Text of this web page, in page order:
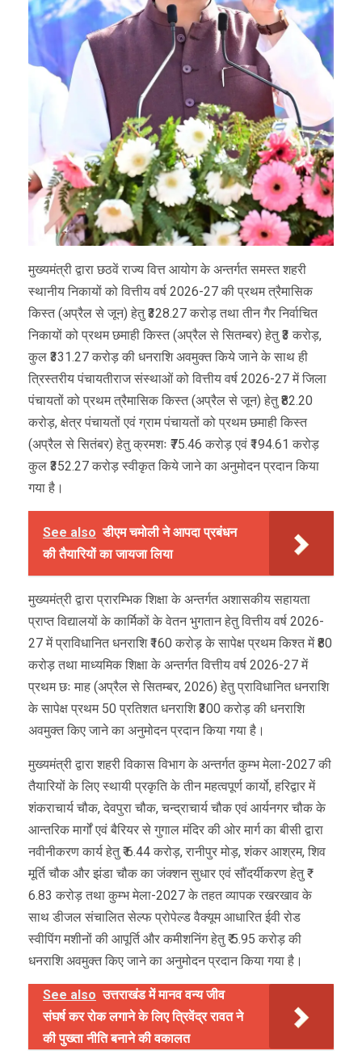
मुख्यमंत्री द्वारा छठवें राज्य वित्त आयोग के अन्तर्गत समस्त शहरी
स्थानीय निकायों को वित्तीय वर्ष 2026-27 की प्रथम त्रैमासिक
किस्त (अप्रैल से जून) हेतु ₹328.27 करोड़ तथा तीन गैर निर्वाचित
निकायों को प्रथम छमाही किस्त (अप्रैल से सितम्बर) हेतु ₹3 करोड़,
कुल ₹331.27 करोड़ की धनराशि अवमुक्त किये जाने के साथ ही
त्रिस्तरीय पंचायतीराज संस्थाओं को वित्तीय वर्ष 2026-27 में जिला
पंचायतों को प्रथम त्रैमासिक किस्त (अप्रैल से जून) हेतु ₹82.20
करोड़, क्षेत्र पंचायतों एवं ग्राम पंचायतों को प्रथम छमाही किस्त
(अप्रैल से सितंबर) हेतु क्रमशः ₹75.46 करोड़ एवं ₹194.61 करोड़
कुल ₹352.27 करोड़ स्वीकृत किये जाने का अनुमोदन प्रदान किया
गया है।
See also डीएम चमोली ने आपदा प्रबंधन
की तैयारियों का जायजा लिया
मुख्यमंत्री द्वारा प्रारम्भिक शिक्षा के अन्तर्गत अशासकीय सहायता
प्राप्त विद्यालयों के कार्मिकों के वेतन भुगतान हेतु वित्तीय वर्ष 2026-
27 में प्राविधानित धनराशि ₹160 करोड़ के सापेक्ष प्रथम किश्त में ₹80
करोड़ तथा माध्यमिक शिक्षा के अन्तर्गत वित्तीय वर्ष 2026-27 में
प्रथम छः माह (अप्रैल से सितम्बर, 2026) हेतु प्राविधानित धनराशि
के सापेक्ष प्रथम 50 प्रतिशत धनराशि ₹300 करोड़ की धनराशि
अवमुक्त किए जाने का अनुमोदन प्रदान किया गया है।
मुख्यमंत्री द्वारा शहरी विकास विभाग के अन्तर्गत कुम्भ मेला-2027 की
तैयारियों के लिए स्थायी प्रकृति के तीन महत्वपूर्ण कार्यो, हरिद्वार में
शंकराचार्य चौक, देवपुरा चौक, चन्द्राचार्य चौक एवं आर्यनगर चौक के
आन्तरिक मार्गों एवं बैरियर से गुगाल मंदिर की ओर मार्ग का बीसी द्वारा
नवीनीकरण कार्य हेतु ₹ 6.44 करोड़, रानीपुर मोड़, शंकर आश्रम, शिव
मूर्ति चौक और झंडा चौक का जंक्शन सुधार एवं सौंदर्यीकरण हेतु ₹
6.83 करोड़ तथा कुम्भ मेला-2027 के तहत व्यापक रखरखाव के
साथ डीजल संचालित सेल्फ प्रोपेल्ड वैक्यूम आधारित ईवी रोड
स्वीपिंग मशीनों की आपूर्ति और कमीशनिंग हेतु ₹ 5.95 करोड़ की
धनराशि अवमुक्त किए जाने का अनुमोदन प्रदान किया गया है।
See also उत्तराखंड में मानव वन्य जीव
संघर्ष कर रोक लगाने के लिए त्रिवेंद्र रावत ने
की पुख्ता नीति बनाने की वकालत